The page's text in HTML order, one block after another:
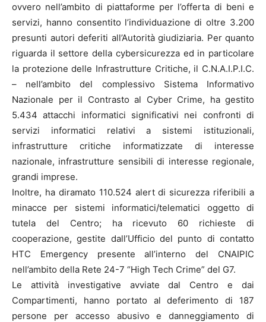
ovvero nell’ambito di piattaforme per l’offerta di beni e
servizi, hanno consentito l’individuazione di oltre 3.200
presunti autori deferiti all’Autorità giudiziaria. Per quanto
riguarda il settore della cybersicurezza ed in particolare
la protezione delle Infrastrutture Critiche, il C.N.A.I.P.I.C.
– nell’ambito del complessivo Sistema Informativo
Nazionale per il Contrasto al Cyber Crime, ha gestito
5.434 attacchi informatici significativi nei confronti di
servizi informatici relativi a sistemi istituzionali,
infrastrutture critiche informatizzate di interesse
nazionale, infrastrutture sensibili di interesse regionale,
grandi imprese.
Inoltre, ha diramato 110.524 alert di sicurezza riferibili a
minacce per sistemi informatici/telematici oggetto di
tutela del Centro; ha ricevuto 60 richieste di
cooperazione, gestite dall’Ufficio del punto di contatto
HTC Emergency presente all’interno del CNAIPIC
nell’ambito della Rete 24-7 “High Tech Crime” del G7.
Le attività investigative avviate dal Centro e dai
Compartimenti, hanno portato al deferimento di 187
persone per accesso abusivo e danneggiamento di